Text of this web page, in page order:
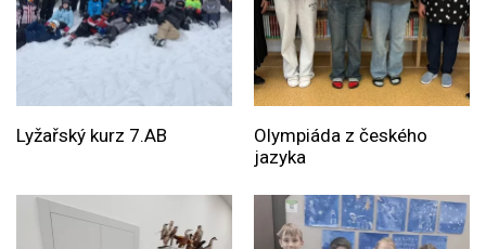
Lyžařský kurz 7.AB
Olympiáda z českého
jazyka